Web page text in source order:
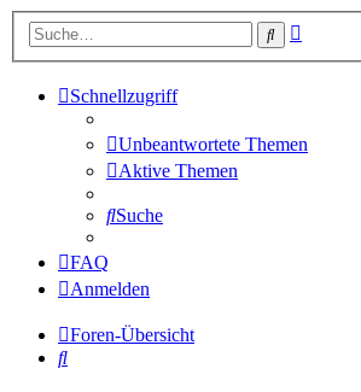
Suche
Schnellzugriff
Unbeantwortete Themen
Aktive Themen
Suche
FAQ
Anmelden
Foren-Übersicht
Suche